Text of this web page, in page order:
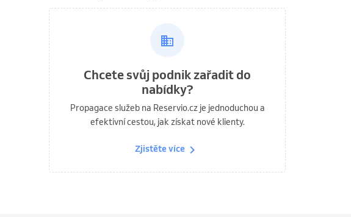
Chcete svůj podnik zařadit do
nabídky?
Propagace služeb na Reservio.cz je jednoduchou a
efektivní cestou, jak získat nové klienty.
Zjistěte více